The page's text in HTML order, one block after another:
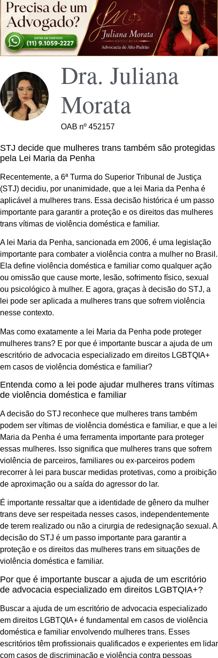
Dra. Juliana
Morata
OAB nº 452157
STJ decide que mulheres trans também são protegidas
pela Lei Maria da Penha
Recentemente, a 6ª Turma do Superior Tribunal de Justiça
(STJ) decidiu, por unanimidade, que a lei Maria da Penha é
aplicável a mulheres trans. Essa decisão histórica é um passo
importante para garantir a proteção e os direitos das mulheres
trans vítimas de violência doméstica e familiar.
A lei Maria da Penha, sancionada em 2006, é uma legislação
importante para combater a violência contra a mulher no Brasil.
Ela define violência doméstica e familiar como qualquer ação
ou omissão que cause morte, lesão, sofrimento físico, sexual
ou psicológico à mulher. E agora, graças à decisão do STJ, a
lei pode ser aplicada a mulheres trans que sofrem violência
nesse contexto.
Mas como exatamente a lei Maria da Penha pode proteger
mulheres trans? E por que é importante buscar a ajuda de um
escritório de advocacia especializado em direitos LGBTQIA+
em casos de violência doméstica e familiar?
Entenda como a lei pode ajudar mulheres trans vítimas
de violência doméstica e familiar
A decisão do STJ reconhece que mulheres trans também
podem ser vítimas de violência doméstica e familiar, e que a lei
Maria da Penha é uma ferramenta importante para proteger
essas mulheres. Isso significa que mulheres trans que sofrem
violência de parceiros, familiares ou ex-parceiros podem
recorrer à lei para buscar medidas protetivas, como a proibição
de aproximação ou a saída do agressor do lar.
É importante ressaltar que a identidade de gênero da mulher
trans deve ser respeitada nesses casos, independentemente
de terem realizado ou não a cirurgia de redesignação sexual. A
decisão do STJ é um passo importante para garantir a
proteção e os direitos das mulheres trans em situações de
violência doméstica e familiar.
Por que é importante buscar a ajuda de um escritório
de advocacia especializado em direitos LGBTQIA+?
Buscar a ajuda de um escritório de advocacia especializado
em direitos LGBTQIA+ é fundamental em casos de violência
doméstica e familiar envolvendo mulheres trans. Esses
escritórios têm profissionais qualificados e experientes em lidar
com casos de discriminação e violência contra pessoas